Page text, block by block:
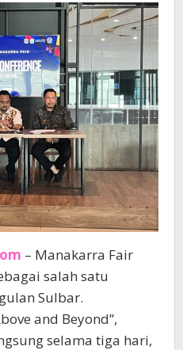
Terlibat
– Manakarra Fair
salah satu
Sulbar.
and Beyond”,
selama tiga hari,